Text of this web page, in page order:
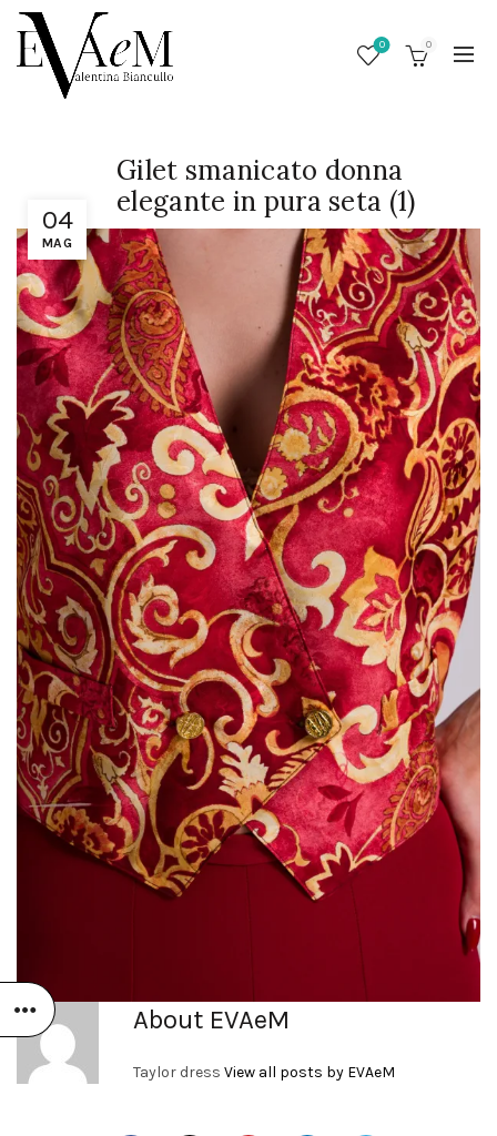
0 0
04
MAG
Gilet smanicato donna
elegante in pura seta (1)
About EVAeM
Taylor dress View all posts by EVAeM